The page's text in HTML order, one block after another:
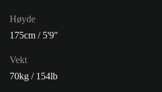
Høyde
175cm / 5'9"
Vekt
70kg / 154lb